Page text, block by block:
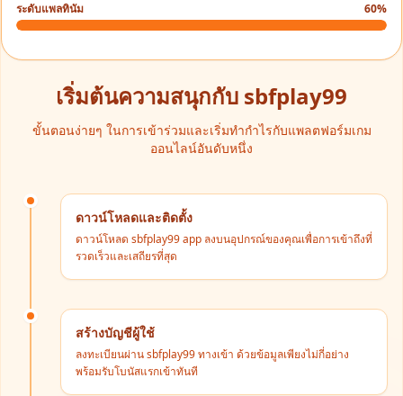
ระดับแพลทินัม 60%
เริ่มต้นความสนุกกับ sbfplay99
ขั้นตอนง่ายๆ ในการเข้าร่วมและเริ่มทำกำไรกับแพลตฟอร์มเกม
ออนไลน์อันดับหนึ่ง
ดาวน์โหลดและติดตั้ง
ดาวน์โหลด sbfplay99 app ลงบนอุปกรณ์ของคุณเพื่อการเข้าถึงที่
รวดเร็วและเสถียรที่สุด
สร้างบัญชีผู้ใช้
ลงทะเบียนผ่าน sbfplay99 ทางเข้า ด้วยข้อมูลเพียงไม่กี่อย่าง
พร้อมรับโบนัสแรกเข้าทันที